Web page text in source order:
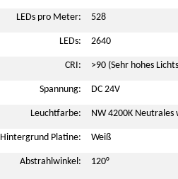
LEDs pro Meter: 528
LEDs: 2640
CRI: >90 (Sehr hohes
Spannung: DC 24V
Leuchtfarbe: NW 4200K Neutrales
Hintergrund Platine: Weiß
Abstrahlwinkel: 120°